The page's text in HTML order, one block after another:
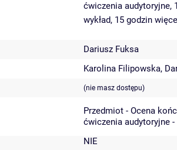
ćwiczenia audytoryjne,
wykład, 15 godzin
Dariusz Fuksa
Karolina Filipowska,
(nie masz dostępu)
Przedmiot - Ocena
ćwiczenia audytoryjne
NIE